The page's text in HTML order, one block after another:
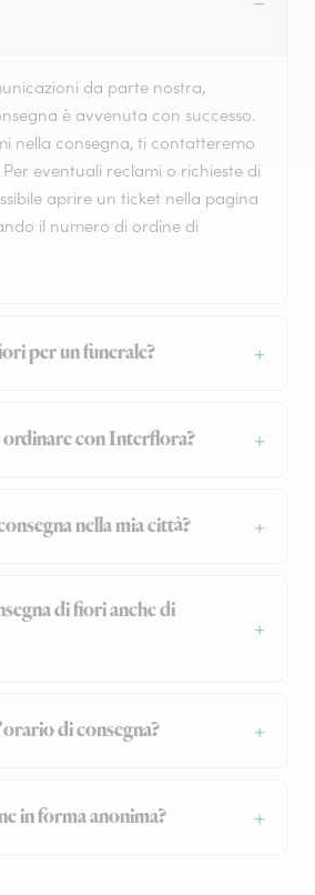
da parte nostra,
è avvenuta con successo.
nella consegna, ti contatteremo
eventuali reclami o richieste di
aprire un ticket nella pagina
il numero di ordine di
per un funerale?
con Interflora?
nella mia città?
di fiori anche di
di consegna?
in forma anonima?